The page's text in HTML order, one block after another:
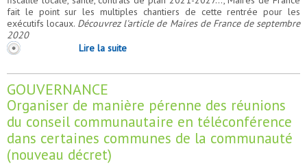
fait le point sur les multiples chantiers de cette rentrée pour les
exécutifs locaux. Découvrez l'article de Maires de France de septembre
2020
Lire la suite
GOUVERNANCE
Organiser de manière pérenne des réunions
du conseil communautaire en téléconférence
dans certaines communes de la communauté
(nouveau décret)